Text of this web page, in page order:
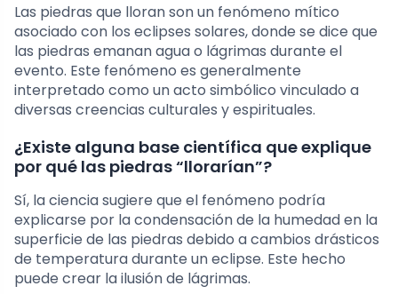
Las piedras que lloran son un fenómeno mítico
asociado con los eclipses solares, donde se dice que
las piedras emanan agua o lágrimas durante el
evento. Este fenómeno es generalmente
interpretado como un acto simbólico vinculado a
diversas creencias culturales y espirituales.
¿Existe alguna base científica que explique
por qué las piedras “llorarían”?
Sí, la ciencia sugiere que el fenómeno podría
explicarse por la condensación de la humedad en la
superficie de las piedras debido a cambios drásticos
de temperatura durante un eclipse. Este hecho
puede crear la ilusión de lágrimas.